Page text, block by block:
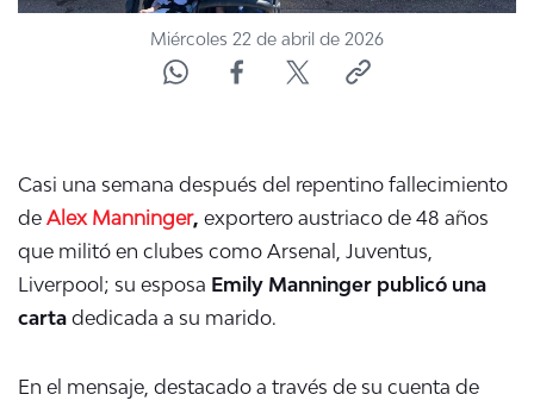
Miércoles 22 de abril de 2026
Casi una semana después del repentino fallecimiento
de Alex Manninger, exportero austriaco de 48 años
que militó en clubes como Arsenal, Juventus,
Liverpool; su esposa Emily Manninger publicó una
carta dedicada a su marido.
En el mensaje, destacado a través de su cuenta de